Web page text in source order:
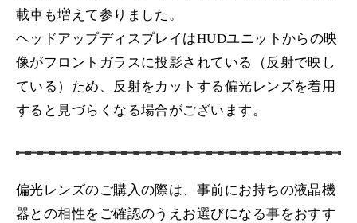
載車も増えて参りました。
ヘッドアップディスプレイはHUDユニットからの映
像がフロントガラスに投影されている（反射で映し
ている）ため、反射をカットする偏光レンズを着用
すると見づらくなる場合がございます。
偏光レンズのご購入の際は、事前にお持ちの液晶機
器との相性をご確認のうえお選びになる事をおすす